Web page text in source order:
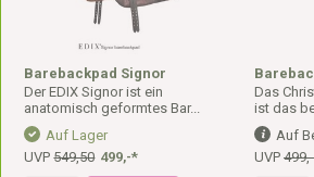
Barebackpad Signor
Der EDIX Signor ist ein
anatomisch geformtes Bar...
Auf Lager
UVP549,50 499,-*
Das
ist das
Auf
UVP 499,-